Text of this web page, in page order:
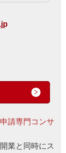
請専門コンサ
業と同時にス